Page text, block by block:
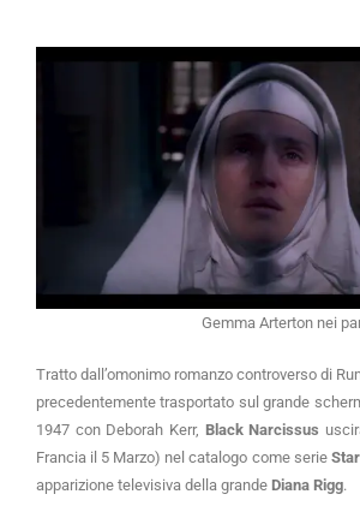
Gemma Arterton nei
Tratto dall’omonimo romanzo controverso di
precedentemente trasportato sul grande
1947 con Deborah Kerr, Black Narcissus
Francia il 5 Marzo) nel catalogo come serie
apparizione televisiva della grande Diana Rigg.